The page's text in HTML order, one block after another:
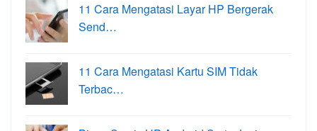
11 Cara Mengatasi Layar HP Bergerak
Send…
11 Cara Mengatasi Kartu SIM Tidak
Terbac…